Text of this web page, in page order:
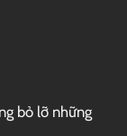
bỏ lỡ những